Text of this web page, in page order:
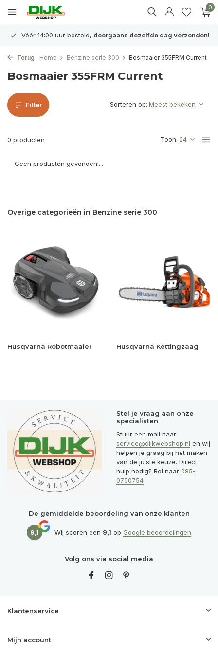
0
Vóór 14:00 uur besteld, doorgaans dezelfde dag verzonden!
Terug Home Benzine serie 300 Bosmaaier 355FRM Current
Bosmaaier 355FRM Current
Filter
0 producten Toon:
Sorteren op:
Geen producten gevonden!...
Overige categorieën in Benzine serie 300
Husqvarna Robotmaaier Husqvarna Kettingzaag
Stel je vraag aan onze
specialisten
Stuur een mail naar
service@dijkwebshop.nl en wij
helpen je graag bij het maken
van de juiste keuze. Direct
hulp nodig? Bel naar 085-
0750754
De gemiddelde beoordeling van onze klanten
9,1 Wij scoren een 9,1 op Google beoordelingen
Volg ons via social media
Klantenservice
Mijn account